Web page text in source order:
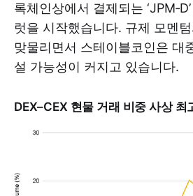
록체인상에서 결제되는
럿을 시작했습니다. 규제 모멘
맞물리면서 스테이블코인은 대
설 가능성이 커지고 있습니다.
DEX–CEX 현물 거래 비중 사상 최